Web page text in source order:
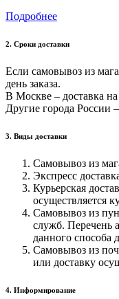
Подробнее
2. Cроки доставки
Если самовывоз из
день заказа.
В Москве – доставка
Другие города России
3. Виды доставки
Самовывоз из
Экспресс
Курьерская
осуществляется
Самовывоз из
служб. Перечень
данного способа
Самовывоз из
или доставку
4. Информирование